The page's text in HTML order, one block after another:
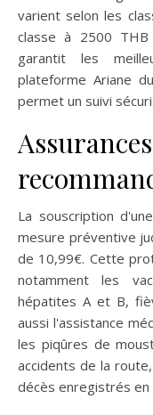
varient selon les
classe à 2500
garantit les
plateforme Ariane
permet un suivi
La souscription
mesure préventive
de 10,99€. Cette
notamment les
hépatites A et B,
aussi l'assistance
les piqûres de
accidents de la
décès enregistrés en